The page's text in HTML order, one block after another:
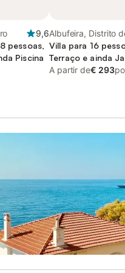
9,6
pessoas,
Piscina
Albufeira, Distrito
Villa para 16
Terraço e ainda
A partir de€ 293